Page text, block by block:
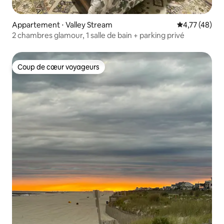
Appartement ⋅ Valley Stream Évaluation
4,77 (48)
2 chambres glamour, 1 salle de bain + parking privé
Coup de cœur voyageurs
Coup de cœur voyageurs